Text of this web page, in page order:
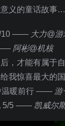
意义的童话故事
10 —— 大力@
阿彬@机核
后，才能有属
给我惊喜最大
温暖前行 —— 游
5/5 —— 凯威尔